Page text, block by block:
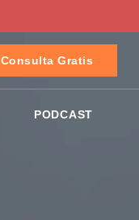
Consulta Gratis
PODCAST